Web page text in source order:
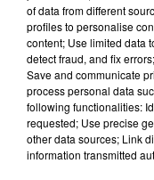
5h57
5h57
of data from different
profiles to personalise
content; Use limited data
detect fraud, and fix
Save and communicate
process personal data
following functionalities:
requested; Use precise
other data sources; Link
information transmitted